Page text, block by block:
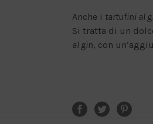
Anche i tartufini al
Si tratta di un
al gin, con